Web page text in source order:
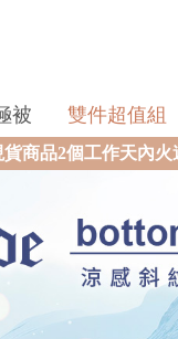
被 雙件超值組
滿額再送限量好禮✨